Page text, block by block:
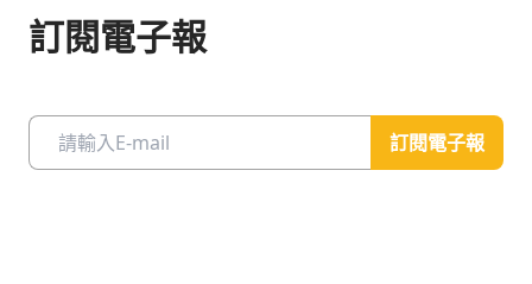
訂閱電子報
訂閱電子報